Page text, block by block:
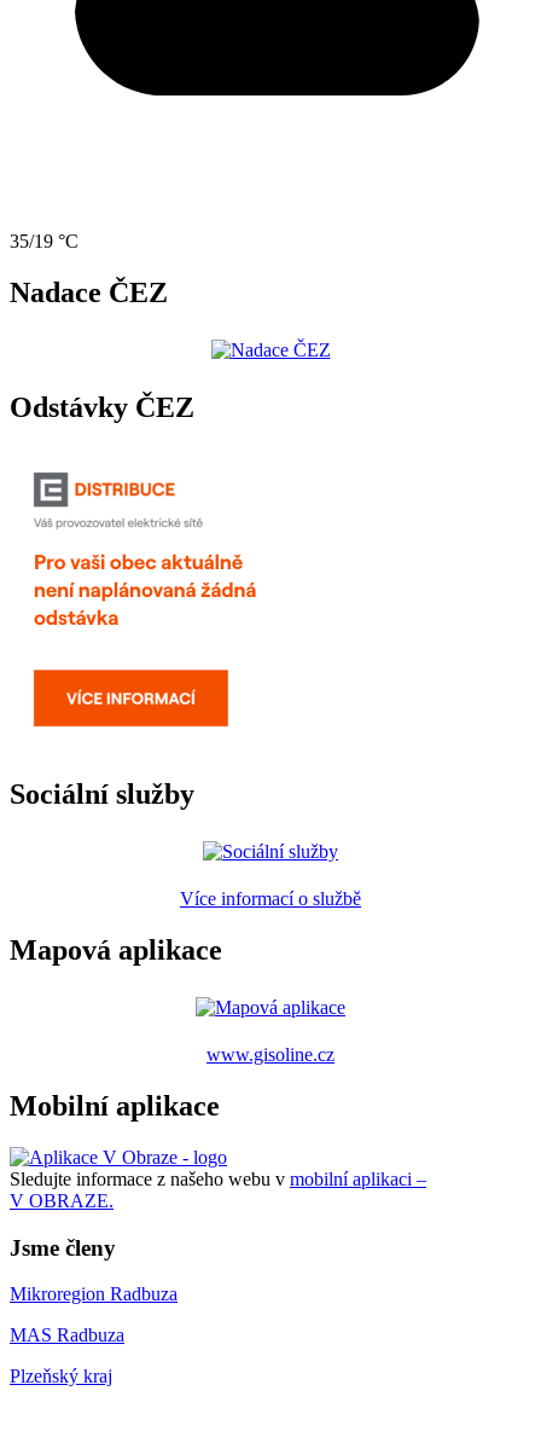
35/19 °C
Nadace ČEZ
Odstávky ČEZ
Sociální služby
Více informací o službě
Mapová aplikace
www.gisoline.cz
Mobilní aplikace
Sledujte informace z našeho webu v mobilní aplikaci –
V OBRAZE.
Jsme členy
Mikroregion Radbuza
MAS Radbuza
Plzeňský kraj